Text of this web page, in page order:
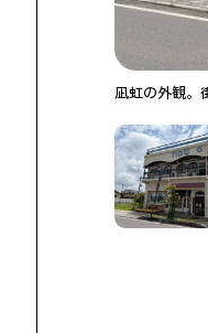
凪虹の外観。